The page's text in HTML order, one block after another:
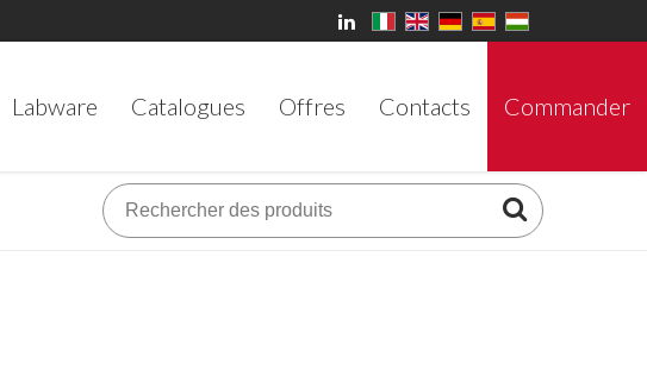
Labware Catalogues Offres Contacts Commander